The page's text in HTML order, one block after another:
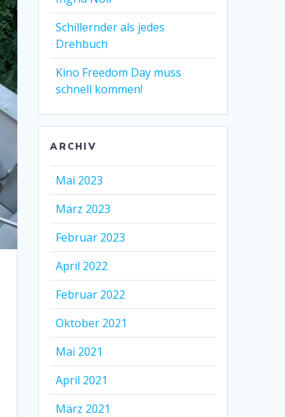
Schillernder als jedes
Drehbuch
Kino Freedom Day muss
schnell kommen!
ARCHIV
Mai 2023
März 2023
Februar 2023
April 2022
Februar 2022
Oktober 2021
Mai 2021
April 2021
März 2021